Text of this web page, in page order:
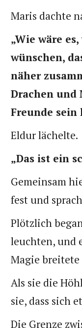
Maris dachte
„Wie wäre
wünschen,
näher
Drachen und
Freunde sein
Eldur lächelte.
„Das ist ein
Gemeinsam
fest und
Plötzlich
leuchten, und
Magie breitete
Als sie die
sie, dass sich
Die Grenze